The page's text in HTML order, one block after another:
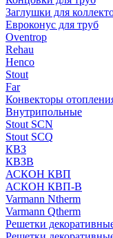
Заглушки для
Евроконус для труб
Oventrop
Rehau
Henco
Stout
Far
Конвекторы
Внутрипольные
Stout SCN
Stout SCQ
КВЗ
КВЗВ
АСКОН КВП
АСКОН КВП-В
Varmann Ntherm
Varmann Qtherm
Решетки